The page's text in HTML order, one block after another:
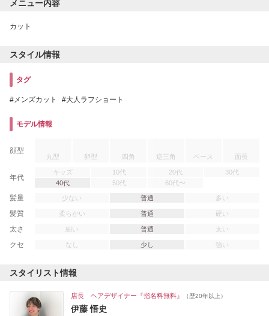
メニュー内容
カット
スタイル情報
タグ
メンズカット 大人ラフショート
モデル情報
顔型
丸型 卵型 四角 逆三角 ベース 面長
年代
キッズ 10代 20代
30代
40代
50代 60代〜
髪量 少ない 普通 多い
髪質 柔らかい 普通 硬い
太さ 細い 普通 太い
クセ なし 少し 強い
スタイリスト情報
店長 ヘアデザイナー『指名料無料』 （歴20年以上）
伊藤 悟史